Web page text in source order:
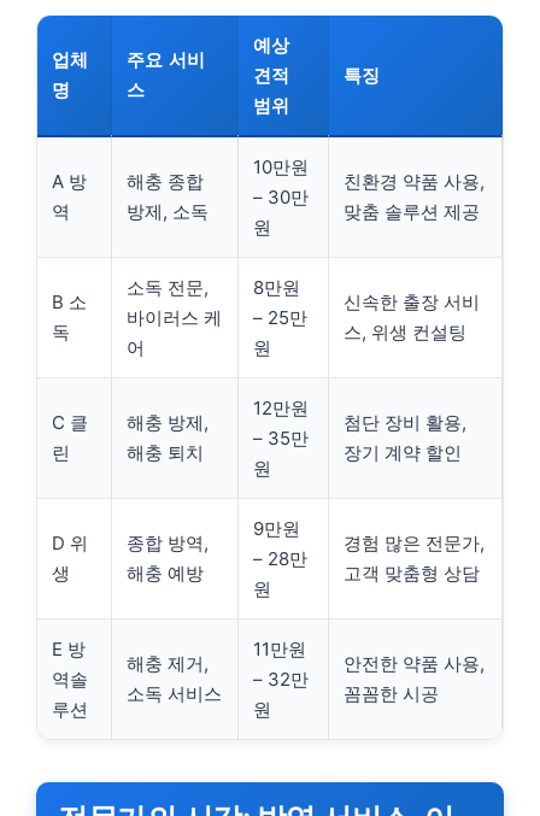
업체
명
주요 서비
스
예상
견적
범위
특징
A 방
역
해충 종합
방제, 소독
10만원
– 30만
원
친환경 약품 사용,
맞춤 솔루션 제공
B 소
독
소독 전문,
바이러스 케
어
8만원
– 25만
원
신속한 출장 서비
스, 위생 컨설팅
C 클
린
해충 방제,
해충 퇴치
12만원
– 35만
원
첨단 장비 활용,
장기 계약 할인
D 위
생
종합 방역,
해충 예방
9만원
– 28만
원
경험 많은 전문가,
고객 맞춤형 상담
E 방
역솔
루션
해충 제거,
소독 서비스
11만원
– 32만
원
안전한 약품 사용,
꼼꼼한 시공